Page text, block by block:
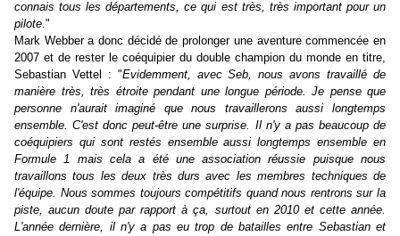
connais tous les départements, ce qui est très, très important pour un
pilote."
Mark Webber a donc décidé de prolonger une aventure commencée en
2007 et de rester le coéquipier du double champion du monde en titre,
Sebastian Vettel : "Evidemment, avec Seb, nous avons travaillé de
manière très, très étroite pendant une longue période. Je pense que
personne n'aurait imaginé que nous travaillerons aussi longtemps
ensemble. C'est donc peut-être une surprise. Il n'y a pas beaucoup de
coéquipiers qui sont restés ensemble aussi longtemps ensemble en
Formule 1 mais cela a été une association réussie puisque nous
travaillons tous les deux très durs avec les membres techniques de
l'équipe. Nous sommes toujours compétitifs quand nous rentrons sur la
piste, aucun doute par rapport à ça, surtout en 2010 et cette année.
L'année dernière, il n'y a pas eu trop de batailles entre Sebastian et